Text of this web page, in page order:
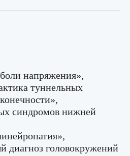
напряжения»,
туннельных
синдромов нижней
диагноз головокружений